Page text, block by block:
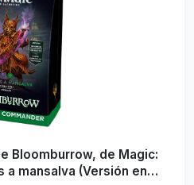
Bloomburrow, de Magic:
a mansalva (Versión en